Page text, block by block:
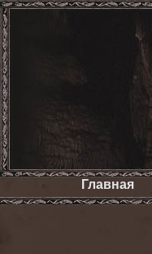
Главная